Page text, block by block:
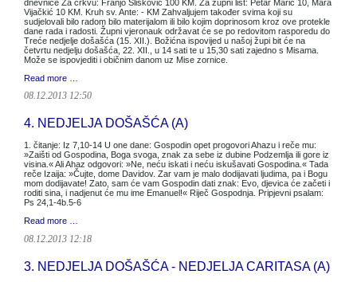
dnevnice Za crkvu: Franjo Slišković 100 KM. Za župni list: Petar Marić 10, Mara
Vijačkić 10 KM. Kruh sv. Ante: - KM Zahvaljujem također svima koji su
sudjelovali bilo radom bilo materijalom ili bilo kojim doprinosom kroz ove protekle
dane rada i radosti. Župni vjeronauk održavat će se po redovitom rasporedu do
Treće nedjelje došašća (15. XII.). Božićna ispovijed u našoj župi bit će na
četvrtu nedjelju došašća, 22. XII., u 14 sati te u 15,30 sati zajedno s Misama.
Može se ispovjediti i običnim danom uz Mise zornice.
Read more …
08.12.2013 12:50
4. NEDJELJA DOŠAŠĆA (A)
1. čitanje: Iz 7,10-14 U one dane: Gospodin opet progovori Ahazu i reče mu:
»Zaišti od Gospodina, Boga svoga, znak za sebe iz dubine Podzemlja ili gore iz
visina.« Ali Ahaz odgovori: »Ne, neću iskati i neću iskušavati Gospodina.« Tada
reče Izaija: »Čujte, dome Davidov. Zar vam je malo dodijavati ljudima, pa i Bogu
mom dodijavate! Zato, sam će vam Gospodin dati znak: Evo, djevica će začeti i
roditi sina, i nadjenut će mu ime Emanuel!« Riječ Gospodnja. Pripjevni psalam:
Ps 24,1-4b.5-6
Read more …
08.12.2013 12:18
3. NEDJELJA DOŠAŠĆA - NEDJELJA CARITASA (A)